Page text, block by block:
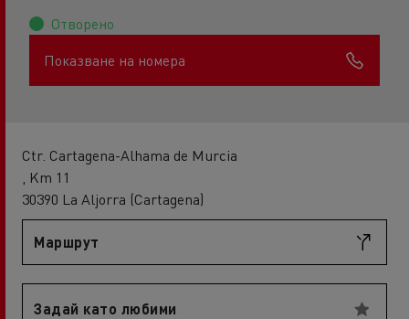
Отворено
Показване на номера
Ctr. Cartagena-Alhama de Murcia
, Km 11
30390 La Aljorra (Cartagena)
Маршрут
Задай като любими